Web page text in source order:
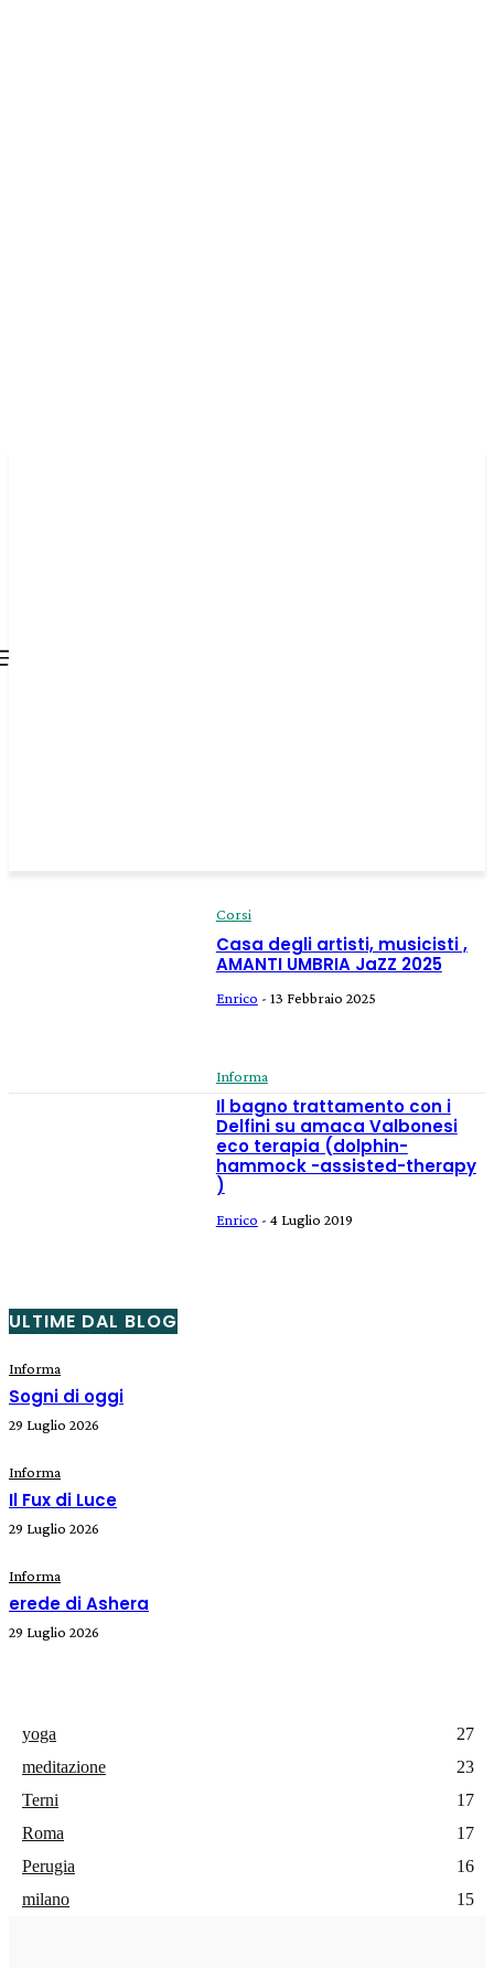
Corsi
Casa degli artisti, musicisti ,
AMANTI UMBRIA JaZZ 2025
Enrico - 13 Febbraio 2025
Informa
Il bagno trattamento con i
Delfini su amaca Valbonesi
eco terapia (dolphin-
hammock -assisted-therapy
)
Enrico - 4 Luglio 2019
ULTIME DAL BLOG
Informa
Sogni di oggi
29 Luglio 2026
Informa
Il Fux di Luce
29 Luglio 2026
Informa
erede di Ashera
29 Luglio 2026
yoga
27
meditazione
23
Terni
17
Roma
17
Perugia
16
milano
15